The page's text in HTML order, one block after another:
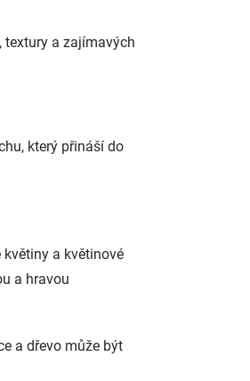
textury a zajímavých
který přináší do
a květinové
a hravou
a dřevo může být